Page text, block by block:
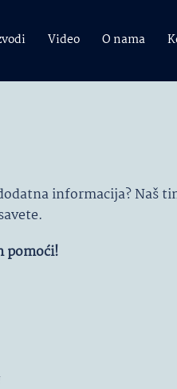
Video O nama
informacija? Naš
pomoći!